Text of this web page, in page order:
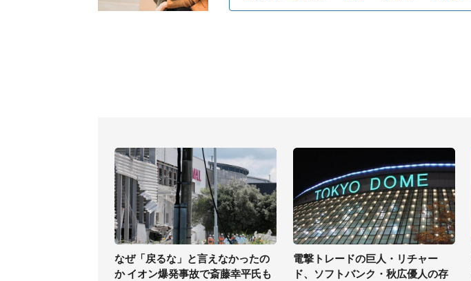
なぜ「戻るな」と言えなかったの
か イオン爆発事故で斎藤幸平氏も
電撃トレードの巨人・リチャー
ド、ソフトバンク・秋広優人の存